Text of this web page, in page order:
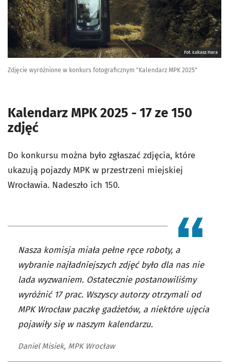
Fot. Łukasz Hara
Zdjęcie wyróżnione w konkurs fotograficznym "Kalendarz MPK 2025"
Kalendarz MPK 2025 - 17 ze 150
zdjęć
Do konkursu można było zgłaszać zdjęcia, które
ukazują pojazdy MPK w przestrzeni miejskiej
Wrocławia. Nadeszło ich 150.
Nasza komisja miała pełne ręce roboty, a
wybranie najładniejszych zdjęć było dla nas nie
lada wyzwaniem. Ostatecznie postanowiliśmy
wyróżnić 17 prac. Wszyscy autorzy otrzymali od
MPK Wrocław paczkę gadżetów, a niektóre ujęcia
pojawiły się w naszym kalendarzu.
Daniel Misiek, MPK Wrocław